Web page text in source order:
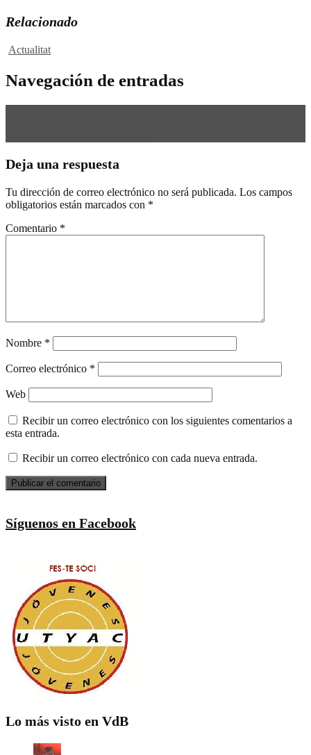
Relacionado
Actualitat
Navegación de entradas
Deja una respuesta
Tu dirección de correo electrónico no será publicada. Los campos
obligatorios están marcados con *
Comentario *
Nombre *
Correo electrónico *
Web
Recibir un correo electrónico con los siguientes comentarios a
esta entrada.
Recibir un correo electrónico con cada nueva entrada.
Síguenos en Facebook
Lo más visto en VdB